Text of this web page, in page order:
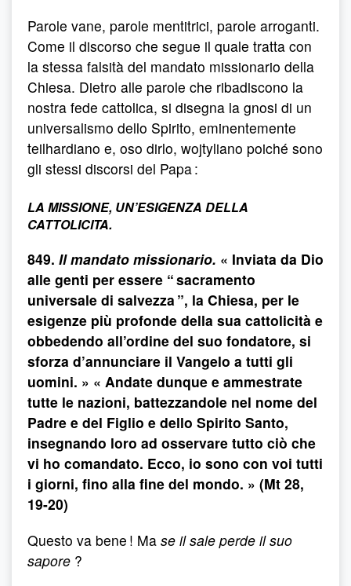
Parole vane, parole mentitrici, parole arroganti.
Come il discorso che segue il quale tratta con
la stessa falsità del mandato missionario della
Chiesa. Dietro alle parole che ribadiscono la
nostra fede cattolica, si disegna la gnosi di un
universalismo dello Spirito, eminentemente
teilhardiano e, oso dirlo, wojtyliano poiché sono
gli stessi discorsi del Papa :
LA MISSIONE, UN’ESIGENZA DELLA
CATTOLICITA.
849. Il mandato missionario. « Inviata da Dio
alle genti per essere “ sacramento
universale di salvezza ”, la Chiesa, per le
esigenze più profonde della sua cattolicità e
obbedendo all’ordine del suo fondatore, si
sforza d’annunciare il Vangelo a tutti gli
uomini. » « Andate dunque e ammestrate
tutte le nazioni, battezzandole nel nome del
Padre e del Figlio e dello Spirito Santo,
insegnando loro ad osservare tutto ciò che
vi ho comandato. Ecco, io sono con voi tutti
i giorni, fino alla fine del mondo. » (Mt 28,
19-20)
Questo va bene ! Ma se il sale perde il suo
sapore ?